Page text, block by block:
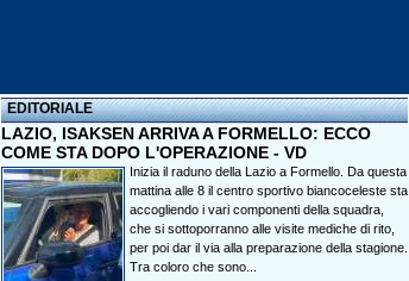
EDITORIALE
LAZIO, ISAKSEN ARRIVA A FORMELLO: ECCO
COME STA DOPO L'OPERAZIONE - VD
Inizia il raduno della Lazio a Formello. Da questa
mattina alle 8 il centro sportivo biancoceleste sta
accogliendo i vari componenti della squadra,
che si sottoporranno alle visite mediche di rito,
per poi dar il via alla preparazione della stagione.
Tra coloro che sono...